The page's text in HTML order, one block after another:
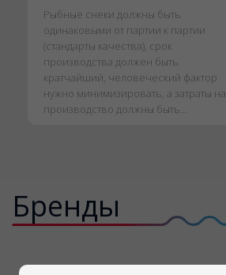
Рыбные снеки должны быть
одинаковыми от партии к партии
(стандарты качества), срок
производства должен быть
кратчайший, человеческий фактор
нужно минимизировать, а затраты на
производство должны быть...
Бренды